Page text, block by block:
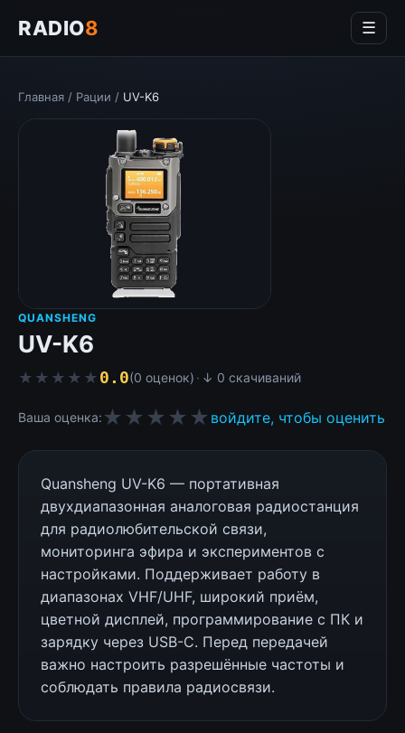
RADIO8 ☰
Главная / Рации / UV-K6
QUANSHENG
UV-K6
★★★★★
★★★★★ 0.0(0 оценок) · ↓ 0 скачиваний
Ваша оценка: ★★★★★ войдите, чтобы оценить
Quansheng UV-K6 — портативная
двухдиапазонная аналоговая радиостанция
для радиолюбительской связи,
мониторинга эфира и экспериментов с
настройками. Поддерживает работу в
диапазонах VHF/UHF, широкий приём,
цветной дисплей, программирование с ПК и
зарядку через USB-C. Перед передачей
важно настроить разрешённые частоты и
соблюдать правила радиосвязи.